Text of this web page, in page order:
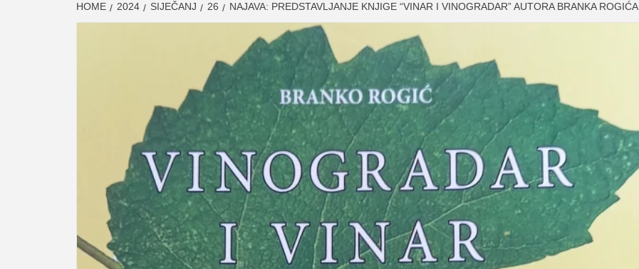
HOME 2024 SIJEČANJ 26 NAJAVA: PREDSTAVLJANJE KNJIGE “VINAR I VINOGRADAR” AUTORA BRANKA ROGIĆA